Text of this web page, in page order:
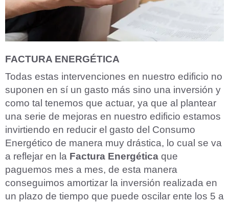
FACTURA ENERGÉTICA
Todas estas intervenciones en nuestro edificio no
suponen en sí un gasto más sino una inversión y
como tal tenemos que actuar, ya que al plantear
una serie de mejoras en nuestro edificio estamos
invirtiendo en reducir el gasto del Consumo
Energético de manera muy drástica, lo cual se va
a reflejar en la Factura Energética que
paguemos mes a mes, de esta manera
conseguimos amortizar la inversión realizada en
un plazo de tiempo que puede oscilar ente los 5 a